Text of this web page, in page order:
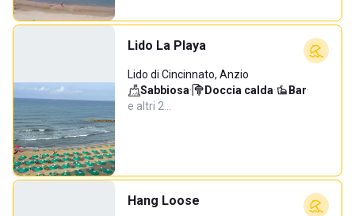
Lido La Playa
Lido di Cincinnato, Anzio
Sabbiosa· Doccia calda· Bar·
e altri 2…
Hang Loose